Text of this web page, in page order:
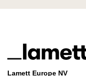
Lamett Europe NV